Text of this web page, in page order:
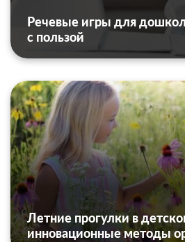
Речевые игры для
с пользой
Летние прогулки в
инновационные методы